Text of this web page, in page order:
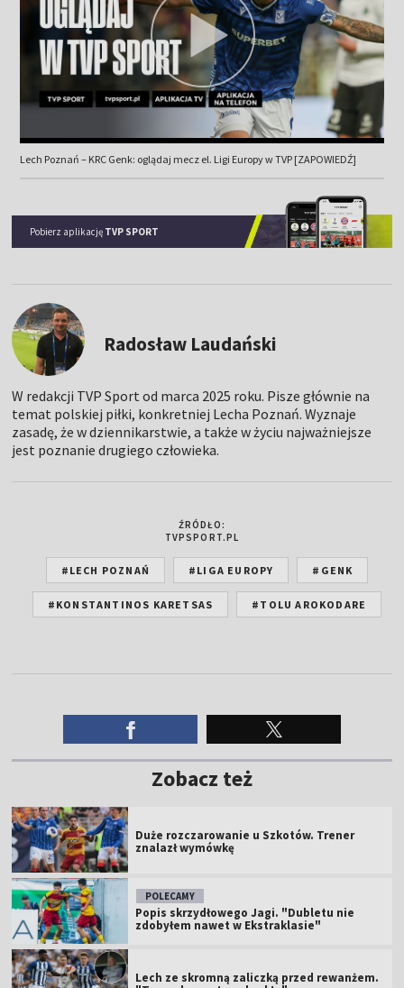
Lech Poznań – KRC Genk: oglądaj mecz el. Ligi Europy w TVP [ZAPOWIEDŹ]
Pobierz aplikację TVP SPORT
Radosław Laudański
W redakcji TVP Sport od marca 2025 roku. Pisze głównie na
temat polskiej piłki, konkretniej Lecha Poznań. Wyznaje
zasadę, że w dziennikarstwie, a także w życiu najważniejsze
jest poznanie drugiego człowieka.
ŹRÓDŁO:
TVPSPORT.PL
#LECH POZNAŃ #LIGA EUROPY #GENK
#KONSTANTINOS KARETSAS #TOLU AROKODARE
Zobacz też
Duże rozczarowanie u Szkotów. Trener
znalazł wymówkę
POLECAMY
Popis skrzydłowego Jagi. "Dubletu nie
zdobyłem nawet w Ekstraklasie"
Lech ze skromną zaliczką przed rewanżem.